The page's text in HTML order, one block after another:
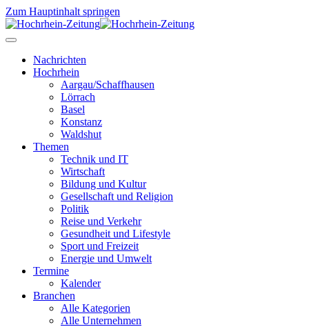
Zum Hauptinhalt springen
Nachrichten
Hochrhein
Aargau/Schaffhausen
Lörrach
Basel
Konstanz
Waldshut
Themen
Technik und IT
Wirtschaft
Bildung und Kultur
Gesellschaft und Religion
Politik
Reise und Verkehr
Gesundheit und Lifestyle
Sport und Freizeit
Energie und Umwelt
Termine
Kalender
Branchen
Alle Kategorien
Alle Unternehmen